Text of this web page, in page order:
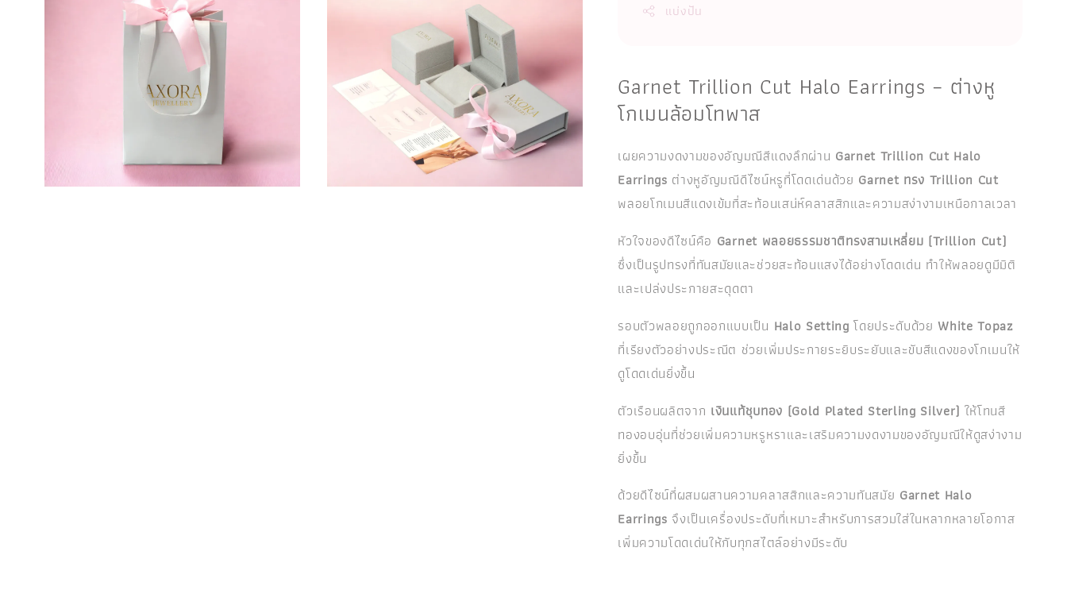
แบ่งปัน
Garnet Trillion Cut Halo Earrings – ต่างหู
โกเมนล้อมโทพาส
เผยความงดงามของอัญมณีสีแดงลึกผ่าน Garnet Trillion Cut Halo
Earrings ต่างหูอัญมณีดีไซน์หรูที่โดดเด่นด้วย Garnet ทรง Trillion Cut
พลอยโกเมนสีแดงเข้มที่สะท้อนเสน่ห์คลาสสิกและความสง่างามเหนือกาลเวลา
หัวใจของดีไซน์คือ Garnet พลอยธรรมชาติทรงสามเหลี่ยม (Trillion Cut)
ซึ่งเป็นรูปทรงที่ทันสมัยและช่วยสะท้อนแสงได้อย่างโดดเด่น ทำให้พลอยดูมีมิติ
และเปล่งประกายสะดุดตา
รอบตัวพลอยถูกออกแบบเป็น Halo Setting โดยประดับด้วยWhite Topaz
ที่เรียงตัวอย่างประณีต ช่วยเพิ่มประกายระยิบระยับและขับสีแดงของโกเมนให้
ดูโดดเด่นยิ่งขึ้น
ตัวเรือนผลิตจาก เงินแท้ชุบทอง (Gold Plated Sterling Silver) ให้โทนสี
ทองอบอุ่นที่ช่วยเพิ่มความหรูหราและเสริมความงดงามของอัญมณีให้ดูสง่างาม
ยิ่งขึ้น
ด้วยดีไซน์ที่ผสมผสานความคลาสสิกและความทันสมัย Garnet Halo
Earrings จึงเป็นเครื่องประดับที่เหมาะสำหรับการสวมใส่ในหลากหลายโอกาส
เพิ่มความโดดเด่นให้กับทุกสไตล์อย่างมีระดับ